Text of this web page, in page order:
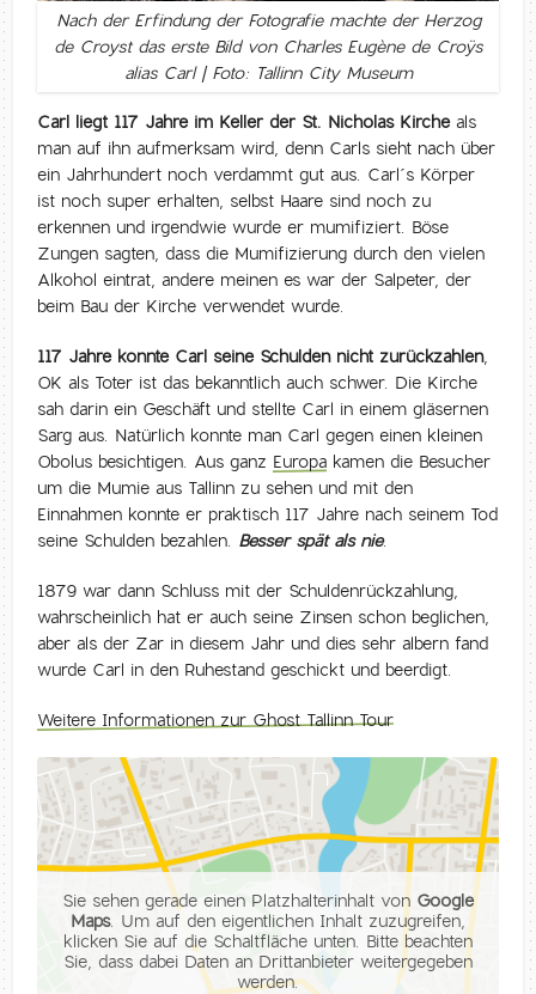
Nach der Erfindung der Fotografie machte der Herzog
de Croyst das erste Bild von Charles Eugène de Croÿs
alias Carl | Foto: Tallinn City Museum
Carl liegt 117 Jahre im Keller der St. Nicholas Kircheals
man auf ihn aufmerksam wird, denn Carls sieht nach über
ein Jahrhundert noch verdammt gut aus. Carl´s Körper
ist noch super erhalten, selbst Haare sind noch zu
erkennen und irgendwie wurde er mumifiziert. Böse
Zungen sagten, dass die Mumifizierung durch den vielen
Alkohol eintrat, andere meinen es war der Salpeter, der
beim Bau der Kirche verwendet wurde.
117 Jahre konnte Carl seine Schulden nicht zurückzahlen,
OK als Toter ist das bekanntlich auch schwer. Die Kirche
sah darin ein Geschäft und stellte Carl in einem gläsernen
Sarg aus. Natürlich konnte man Carl gegen einen kleinen
Obolus besichtigen. Aus ganz Europa kamen die Besucher
um die Mumie aus Tallinn zu sehen und mit den
Einnahmen konnte er praktisch 117 Jahre nach seinem Tod
seine Schulden bezahlen. Besser spät als nie.
1879 war dann Schluss mit der Schuldenrückzahlung,
wahrscheinlich hat er auch seine Zinsen schon beglichen,
aber als der Zar in diesem Jahr und dies sehr albern fand
wurde Carl in den Ruhestand geschickt und beerdigt.
Weitere Informationen zur Ghost Tallinn Tour
Sie sehen gerade einen Platzhalterinhalt von Google
Maps. Um auf den eigentlichen Inhalt zuzugreifen,
klicken Sie auf die Schaltfläche unten. Bitte beachten
Sie, dass dabei Daten an Drittanbieter weitergegeben
werden.